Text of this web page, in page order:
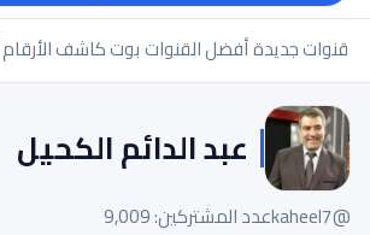
قنوات جديدةأفضل القنواتبوت كاشف الأرقام
عبد الدائم الكحيل
@kaheel7
عدد المشتركين: 9,009